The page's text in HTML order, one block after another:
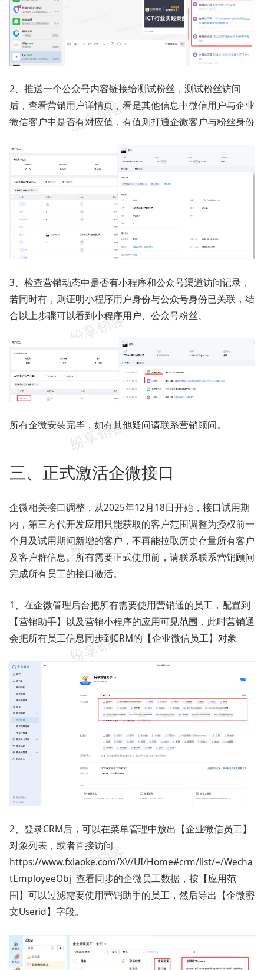
2、推送一个公众号内容链接给测试粉丝，测试粉丝访问
后，查看营销用户详情页，看是其他信息中微信用户与企业
微信客户中是否有对应值，有值则打通企微客户与粉丝身份
3、检查营销动态中是否有小程序和公众号渠道访问记录，
若同时有，则证明小程序用户身份与公众号身份已关联，结
合以上步骤可以看到小程序用户、公众号粉丝、
所有企微安装完毕，如有其他疑问请联系营销顾问。
三、正式激活企微接口
企微相关接口调整，从2025年12月18日开始，接口试用期
内，第三方代开发应用只能获取的客户范围调整为授权前一
个月及试用期间新增的客户，不再能拉取历史存量所有客户
及客户群信息。所有需要正式使用前，请联系联系营销顾问
完成所有员工的接口激活。
1、在企微管理后台把所有需要使用营销通的员工，配置到
【营销助手】以及营销小程序的应用可见范围，此时营销通
会把所有员工信息同步到CRM的【企业微信员工】对象
2、登录CRM后，可以在菜单管理中放出【企业微信员工】
对象列表，或者直接访问
https://www.fxiaoke.com/XV/UI/Home#crm/list/=/Wecha
tEmployeeObj 查看同步的企微员工数据，按【应用范
围】可以过滤需要使用营销助手的员工，然后导出【企微密
文Userid】字段。